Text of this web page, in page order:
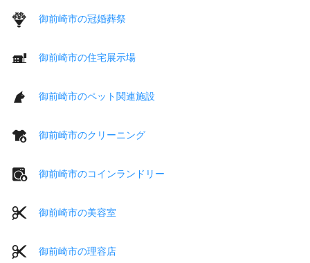
御前崎市の冠婚葬祭
御前崎市の住宅展示場
御前崎市のペット関連施設
御前崎市のクリーニング
御前崎市のコインランドリー
御前崎市の美容室
御前崎市の理容店